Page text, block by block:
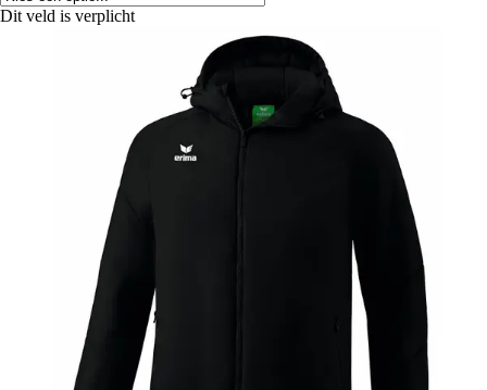
Dit veld is verplicht